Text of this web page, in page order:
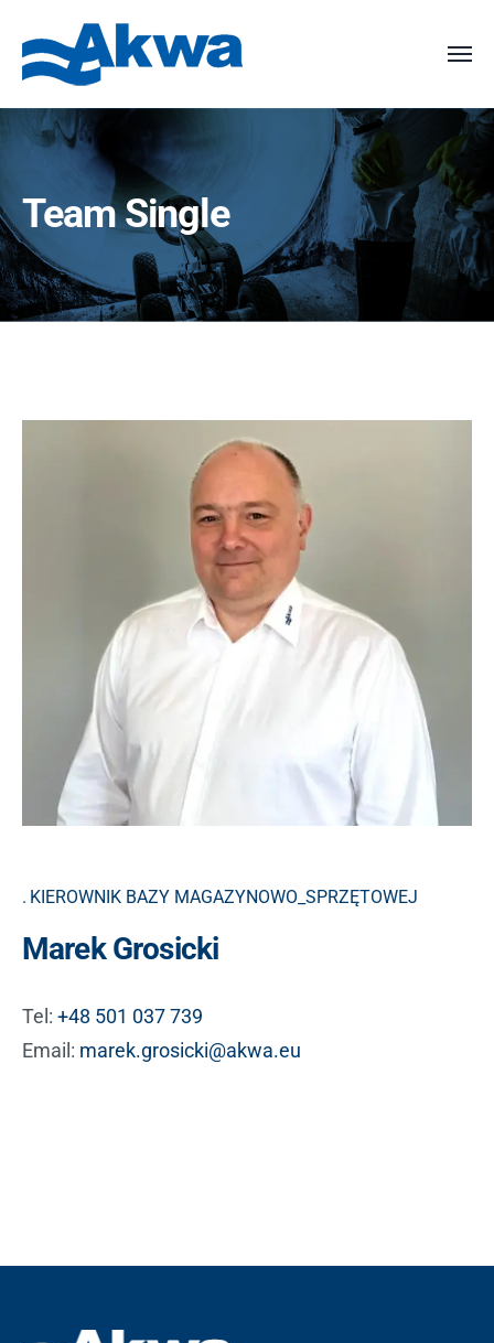
Team Single
KIEROWNIK BAZY MAGAZYNOWO_SPRZĘTOWEJ
Marek Grosicki
Tel: +48 501 037 739
Email: marek.grosicki@akwa.eu